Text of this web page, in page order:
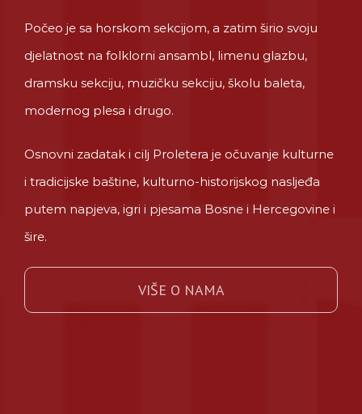
Počeo je sa horskom sekcijom, a zatim širio svoju
djelatnost na folklorni ansambl, limenu glazbu,
dramsku sekciju, muzičku sekciju, školu baleta,
modernog plesa i drugo.
Osnovni zadatak i cilj Proletera je očuvanje kulturne
i tradicijske baštine, kulturno-historijskog nasljeđa
putem napjeva, igri i pjesama Bosne i Hercegovine i
šire.
VIŠE O NAMA